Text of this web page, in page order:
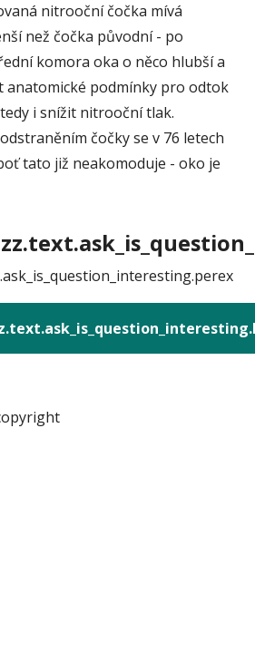
nitrooční čočka mívá
než čočka původní - po
komora oka o něco hlubší a
anatomické podmínky pro odtok
i snížit nitrooční tlak.
čočky se v 76 letech
tato již neakomoduje - oko je